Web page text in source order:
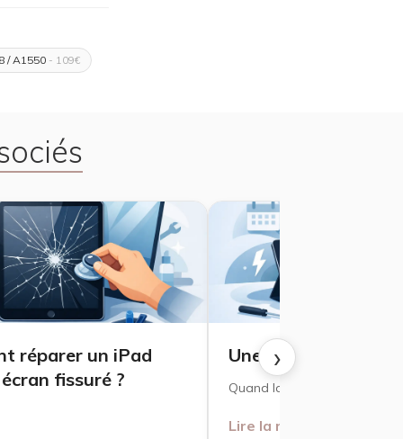
/ A1550 - 109€
›
réparer un iPad
fissuré ?
Une batterie d'iPad
Quand la remplacer ?
Lire la réponse →